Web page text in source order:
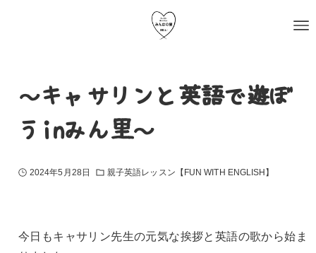
～キャサリンと英語で遊ぼ
うinみん里～
2024年5月28日 親子英語レッスン【FUN WITH ENGLISH】
今日もキャサリン先生の元気な挨拶と英語の歌から始ま